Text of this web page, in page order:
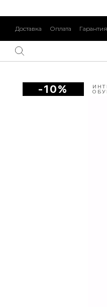
Доставка Оплата
-10%